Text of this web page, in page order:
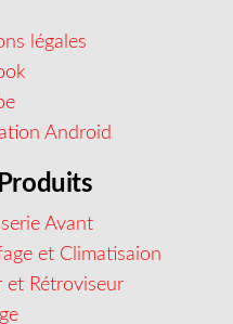
légales
Android
Avant
et Climatisaion
et Rétroviseur